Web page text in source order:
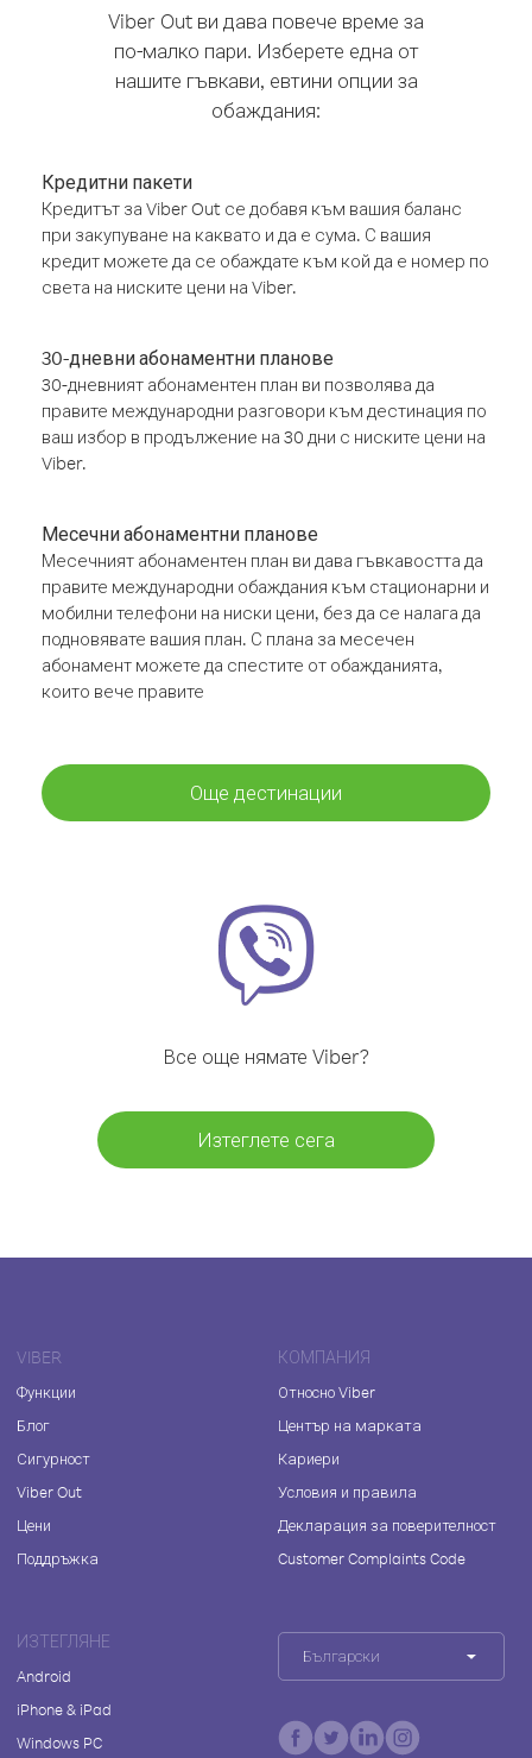
Viber Out ви дава повече време за
по-малко пари. Изберете една от
нашите гъвкави, евтини опции за
обаждания:
Кредитни пакети
Кредитът за Viber Out се добавя към вашия баланс
при закупуване на каквато и да е сума. С вашия
кредит можете да се обаждате към кой да е номер по
света на ниските цени на Viber.
30-дневни абонаментни планове
30-дневният абонаментен план ви позволява да
правите международни разговори към дестинация по
ваш избор в продължение на 30 дни с ниските цени на
Viber.
Месечни абонаментни планове
Месечният абонаментен план ви дава гъвкавостта да
правите международни обаждания към стационарни и
мобилни телефони на ниски цени, без да се налага да
подновявате вашия план. С плана за месечен
абонамент можете да спестите от обажданията,
които вече правите
Още дестинации
Все още нямате Viber?
Изтеглете сега
VIBER
Функции
Блог
Сигурност
Viber Out
Цени
Поддръжка
КОМПАНИЯ
Относно Viber
Център на марката
Кариери
Условия и правила
Декларация за поверителност
Customer Complaints Code
ИЗТЕГЛЯНЕ
Android
iPhone & iPad
Windows PC
Български